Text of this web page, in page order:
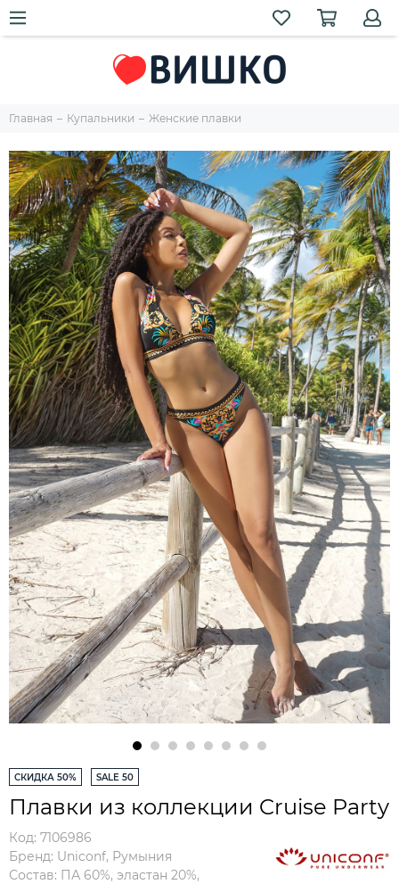
Главная Купальники Женские плавки
СКИДКА 50% SALE 50
Плавки из коллекции Cruise Party
Код: 7106986
Бренд: Uniconf, Румыния
Состав: ПА 60%, эластан 20%,